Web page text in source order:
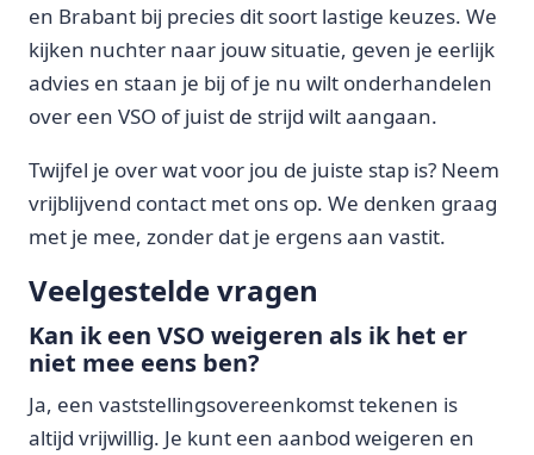
en Brabant bij precies dit soort lastige keuzes. We
kijken nuchter naar jouw situatie, geven je eerlijk
advies en staan je bij of je nu wilt onderhandelen
over een VSO of juist de strijd wilt aangaan.
Twijfel je over wat voor jou de juiste stap is? Neem
vrijblijvend contact met ons op. We denken graag
met je mee, zonder dat je ergens aan vastit.
Veelgestelde vragen
Kan ik een VSO weigeren als ik het er
niet mee eens ben?
Ja, een vaststellingsovereenkomst tekenen is
altijd vrijwillig. Je kunt een aanbod weigeren en